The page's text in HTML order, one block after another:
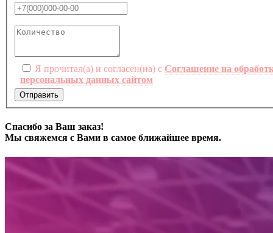
Я прочитал(а) и согласен(на) с Соглашение на
персональных данных сайтом
Отправить
Спасибо за Ваш заказ!
Мы свяжемся с Вами в самое ближайшее время.